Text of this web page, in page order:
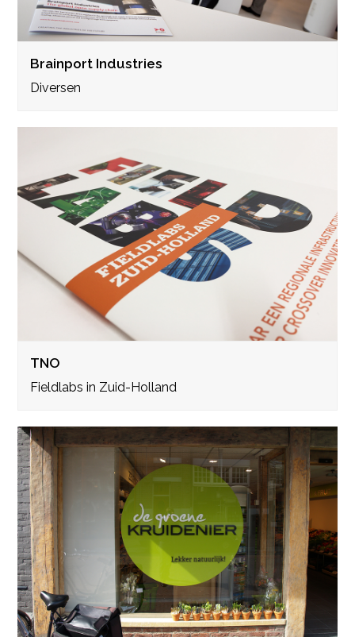
Brainport Industries
Diversen
TNO
Fieldlabs in Zuid-Holland